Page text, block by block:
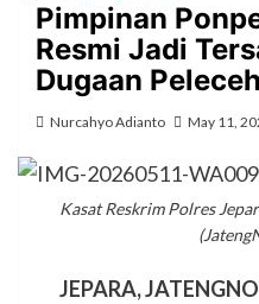
Pimpinan
Resmi Jadi
Dugaan
Nurcahyo Adianto May 11,
Kasat Reskrim Polres
JEPARA,